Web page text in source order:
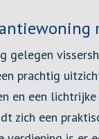
gelegen
prachtig
en een
zich een